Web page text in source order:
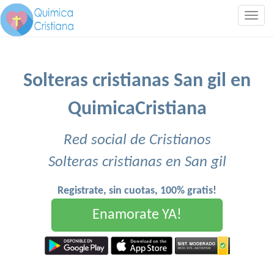
Solteras cristianas San gil en
QuimicaCristiana
Red social de Cristianos
Solteras cristianas en San gil
Registrate, sin cuotas, 100% gratis!
Enamorate YA!